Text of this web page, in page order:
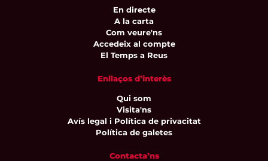
En directe
A la carta
Com veure'ns
Accedeix al compte
El Temps a Reus
Enllaços d’interès
Qui som
Visita'ns
Avís legal i Política de privacitat
Política de galetes
Contacta’ns